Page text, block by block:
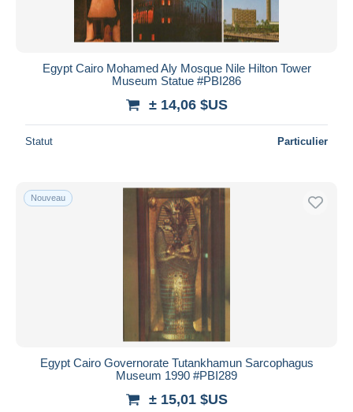
Egypt Cairo Mohamed Aly Mosque Nile Hilton Tower
Museum Statue #PBI286
± 14,06 $US
Statut Particulier
Nouveau
Egypt Cairo Governorate Tutankhamun Sarcophagus
Museum 1990 #PBI289
± 15,01 $US